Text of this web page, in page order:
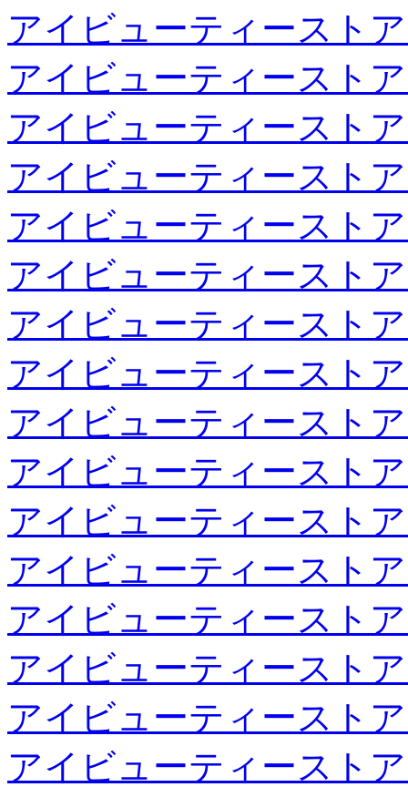
アイビューティースト
アイビューティースト
アイビューティースト
アイビューティースト
アイビューティースト
アイビューティースト
アイビューティースト
アイビューティースト
アイビューティースト
アイビューティースト
アイビューティースト
アイビューティースト
アイビューティースト
アイビューティースト
アイビューティースト
アイビューティースト